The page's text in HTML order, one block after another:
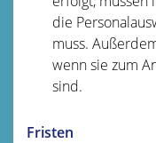
die
muss.
wenn sie zum
sind.
Fristen